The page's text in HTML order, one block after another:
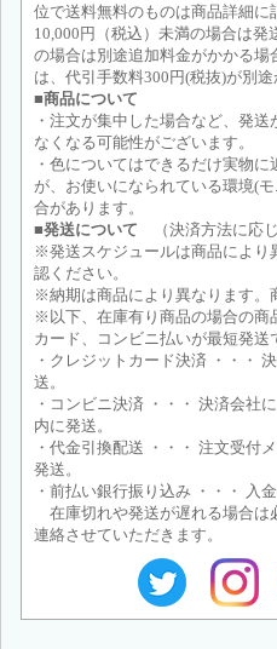
位で送料無料のものは商品詳細に
10,000円（税込）未満の場合は
の場合は別途追加料金がかかる
は、代引手数料300円(税抜)が別
■商品について
・注文が集中した場合など、発
なくなる可能性がございます。
・色についてはできるだけ実物
が、お使いになられている環境(
合があります。
■発送について （決済方法に応
※発送スケジュールは商品により
認ください。
※納期は商品により異なります。
※以下、在庫有り商品の場合の商
カード、コンビニ払いが最短発送
・クレジットカード決済 ・・・
送。
・コンビニ決済 ・・・ 決済会社
内に発送。
・代金引換配送 ・・・ 注文受付
発送。
・前払い銀行振り込み ・・・ 入
在庫切れや発送が遅れる場合は
連絡させていただきます。